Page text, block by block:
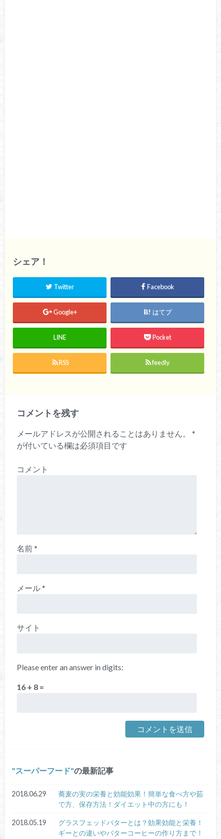
シェア！
Twitter Facebook
Google+ はてブ
LINE Pocket
RSS feedly
コメントを残す
メールアドレスが公開されることはありません。
*
が付いている欄は必須項目です
コメント
名前*
メール*
サイト
Please enter an answer in digits:
16 + 8 =
スーパーフード の最新記事
2018.06.29
蕎麦の実の栄養と効能効果！簡単な食べ方や茹
で方、保存方法！ダイエット中の方にも！
2018.05.19
グラスフェッドバターとは？効果効能と栄養！
ギーとの違いやバターコーヒーの作り方まで！